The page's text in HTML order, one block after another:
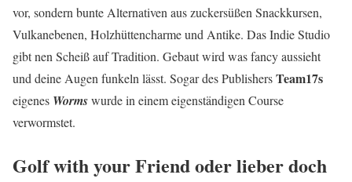
vor, sondern bunte Alternativen aus zuckersüßen Snackkursen,
Vulkanebenen, Holzhüttencharme und Antike. Das Indie Studio
gibt nen Scheiß auf Tradition. Gebaut wird was fancy aussieht
und deine Augen funkeln lässt. Sogar des PublishersTeam17s
eigenes Wormswurde in einem eigenständigen Course
verwormstet.
Golf with your Friend oder lieber doch